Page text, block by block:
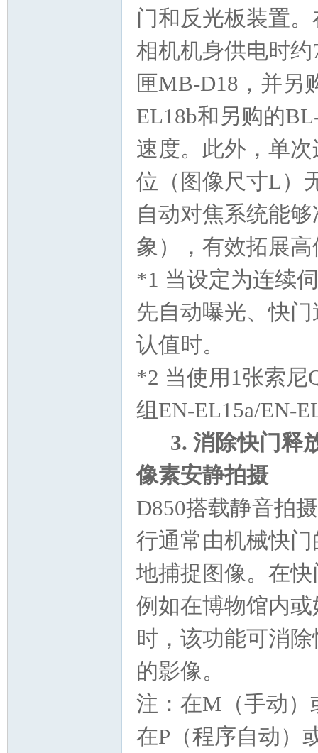
门和反光板装置
相机机身供电时
匣MB-D18，并另
EL18b和另购的
速度。此外，单
位（图像尺寸L）
自动对焦系统能
象），有效拓展
*1 当设定为连续
先自动曝光、快
认值时。
*2 当使用1张索尼
组EN-EL15a/EN-
3. 消除快门释
像素安静拍摄
D850搭载静音拍
行通常由机械快
地捕捉图像。在
例如在博物馆内
时，该功能可消
的影像。
注：在M（手动
在P（程序自动）